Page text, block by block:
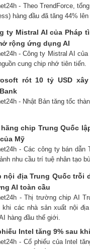
- Theo TrendForce,
hàng đầu đã tăng 44%
ty Mistral AI của Pháp
rộng ứng dụng AI
- Công ty Mistral AI
cung chip nhớ tiên tiến.
rót 10 tỷ USD
- Nhật Bản tăng tốc
hãng chip Trung Quốc
Mỹ
- Các công ty bán dẫn
nhu cầu trí tuệ nhân tạo
nội địa Trung Quốc trỗi
AI toàn cầu
- Thị trường chip AI
khi các nhà sản xuất nội
hàng đầu thế giới.
Intel tăng 9% sau
- Cổ phiếu của Intel